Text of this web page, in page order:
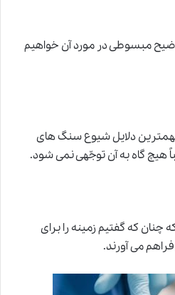
مبسوطی در مورد آن خواهیم
دلایل شیوع سنگ های
هیچ گاه به آن توجّهی نمی شود.
چنان که گفتیم زمینه را برای
می آورند.